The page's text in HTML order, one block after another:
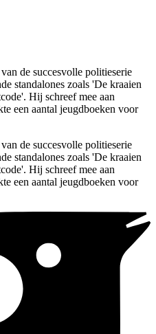
de succesvolle politieserie
standalones zoals 'De kraaien
Hij schreef mee aan
een aantal jeugdboeken voor
de succesvolle politieserie
standalones zoals 'De kraaien
Hij schreef mee aan
een aantal jeugdboeken voor